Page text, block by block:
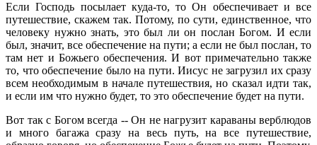
Если Господь посылает куда-то, то Он обеспечивает и все
путешествие, скажем так. Потому, по сути, единственное, что
человеку нужно знать, это был ли он послан Богом. И если
был, значит, все обеспечение на пути; а если не был послан, то
там нет и Божьего обеспечения. И вот примечательно также
то, что обеспечение было на пути. Иисус не загрузил их сразу
всем необходимым в начале путешествия, но сказал идти так,
и если им что нужно будет, то это обеспечение будет на пути.
Вот так с Богом всегда -- Он не нагрузит караваны верблюдов
и много багажа сразу на весь путь, на все путешествие,